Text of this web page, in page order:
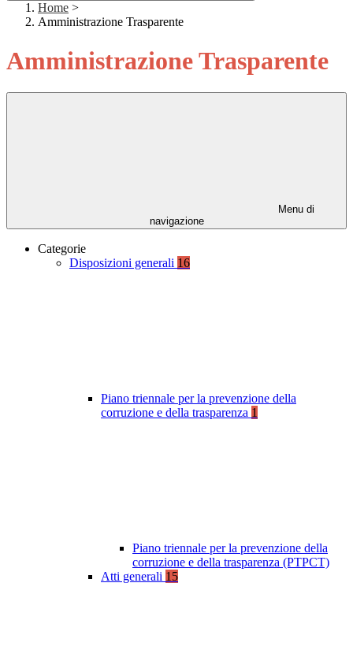
Home >
Amministrazione Trasparente
Amministrazione Trasparente
Menu di
navigazione
Categorie
Disposizioni generali 16
Piano triennale per la prevenzione della
corruzione e della trasparenza 1
Piano triennale per la prevenzione della
corruzione e della trasparenza (PTPCT)
Atti generali 15